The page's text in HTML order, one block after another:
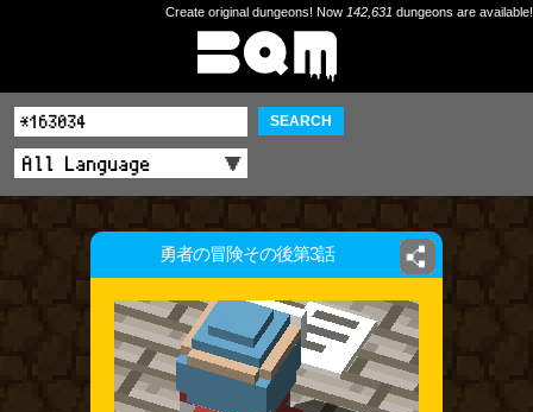
Create original dungeons! Now 142,631 dungeons are available!
SEARCH
勇者の冒険その後第3話